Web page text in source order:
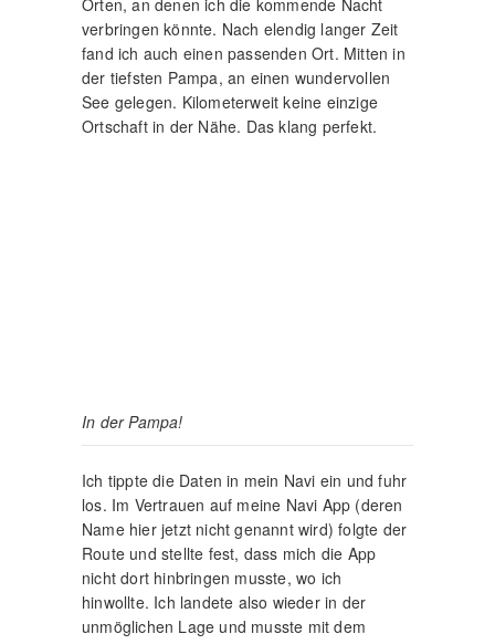
Route und stellte fest, dass mich die App
nicht dort hinbringen musste, wo ich
unmöglichen Lage und musste mit dem
Wohnwagen irgendwie rückwärts rangieren.
Dieses Mal halfen mir zum Glück aber einige
hilfsbereite Menschen aus meiner misslichen
Lage.
Mit der Hilfe von Google Maps (und dessen